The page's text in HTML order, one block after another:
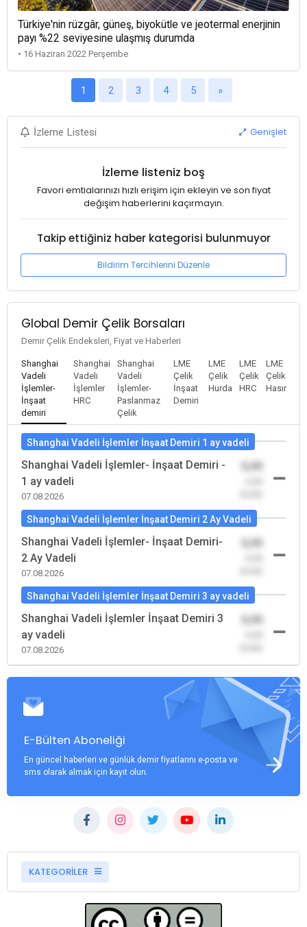
Türkiye'nin rüzgâr, güneş, biyokütle ve jeotermal enerjinin
payı %22 seviyesine ulaşmış durumda
• 16 Haziran 2022 Perşembe
1 2 3 4 5 »
İzleme Listesi Genişlet
İzleme listeniz boş
Favori emtialarınızı hızlı erişim için ekleyin ve son fiyat
değişim haberlerini kaçırmayın.
Takip ettiğiniz haber kategorisi bulunmuyor
Bildirim Tercihlerini Düzenle
Global Demir Çelik Borsaları
Demir Çelik Endeksleri, Fiyat ve Haberleri
Shanghai
Vadeli
İşlemler-
İnşaat
demiri
Shanghai
Vadeli
İşlemler
HRC
Shanghai
Vadeli
İşlemler-
Paslanmaz
Çelik
LME
Çelik
İnşaat
Demiri
LME
Çelik
Hurda
LME
Çelik
HRC
LME
Çelik
Hasır
Shanghai Vadeli İşlemler İnşaat Demiri 1 ay vadeli
Shanghai Vadeli İşlemler- İnşaat Demiri -
1 ay vadeli
07.08.2026
0,00
Shanghai Vadeli İşlemler İnşaat Demiri 2 Ay Vadeli
Shanghai Vadeli İşlemler- İnşaat Demiri-
2 Ay Vadeli
07.08.2026
0,00
Shanghai Vadeli İşlemler İnşaat Demiri 3 ay vadeli
Shanghai Vadeli İşlemler İnşaat Demiri 3
ay vadeli
07.08.2026
0,00
E-Bülten Aboneliği
En güncel haberleri ve günlük demir fiyatlarını e-posta ve
sms olarak almak için kayıt olun.
KATEGORİLER